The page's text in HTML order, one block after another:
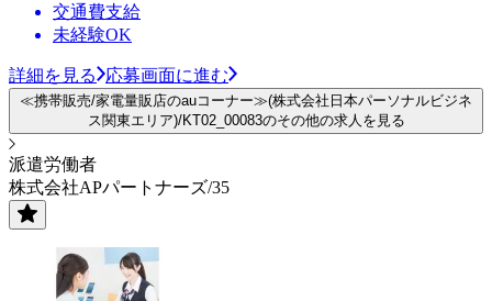
交通費支給
未経験OK
詳細を見る 応募画面に進む
≪携帯販売/家電量販店のauコーナー≫(株式会社日本パーソナルビジネ
ス関東エリア)/KT02_00083のその他の求人を見る
派遣労働者
株式会社APパートナーズ/35